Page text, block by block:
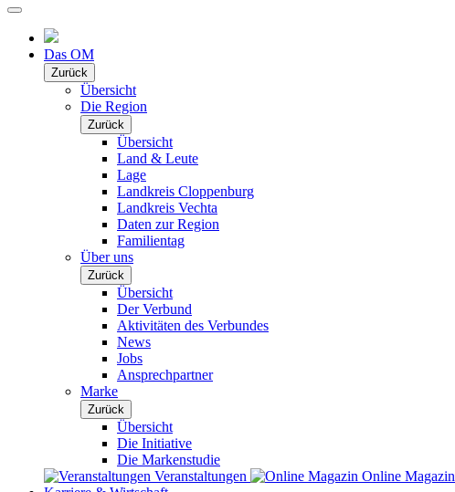
Das OM
Zurück
Übersicht
Die Region
Zurück
Übersicht
Land & Leute
Lage
Landkreis Cloppenburg
Landkreis Vechta
Daten zur Region
Familientag
Über uns
Zurück
Übersicht
Der Verbund
Aktivitäten des Verbundes
News
Jobs
Ansprechpartner
Marke
Zurück
Übersicht
Die Initiative
Die Markenstudie
Veranstaltungen
Online Magazin